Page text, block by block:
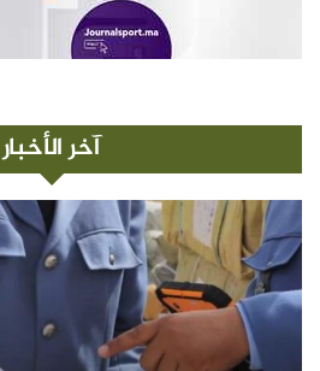
آخر الأخبار